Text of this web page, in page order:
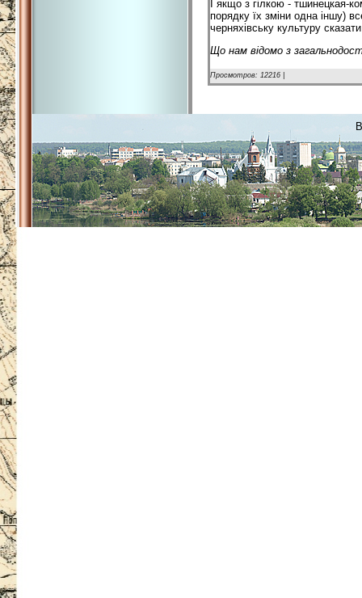
І якщо з гілкою - тшинецкая-
порядку їх зміни одна іншу)
черняхівську культуру
Що нам відомо з
Просмотров: 12216 |